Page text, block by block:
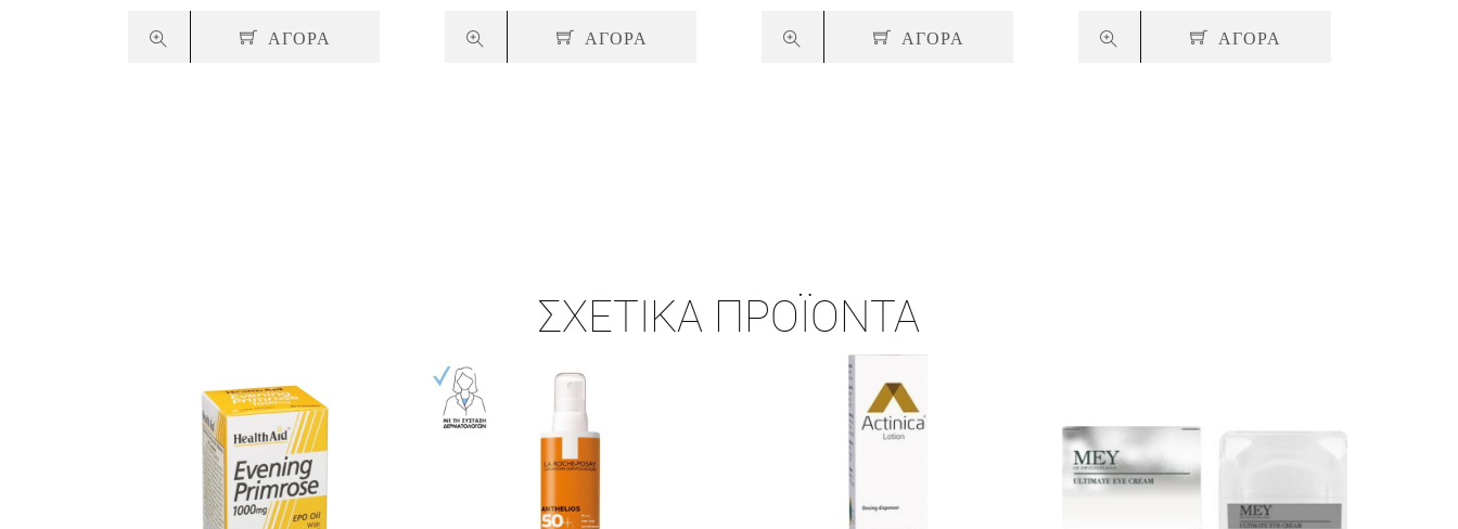
ΑΓΟΡΑ ΑΓΟΡΑ ΑΓΟΡΑ ΑΓΟΡΑ
ΣΧΕΤΙΚΆ ΠΡΟΪΌΝΤΑ